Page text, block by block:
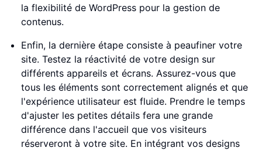
la flexibilité de WordPress pour la gestion de
contenus.
Enfin, la dernière étape consiste à peaufiner votre
site. Testez la réactivité de votre design sur
différents appareils et écrans. Assurez-vous que
tous les éléments sont correctement alignés et que
l'expérience utilisateur est fluide. Prendre le temps
d'ajuster les petites détails fera une grande
différence dans l'accueil que vos visiteurs
réserveront à votre site. En intégrant vos designs